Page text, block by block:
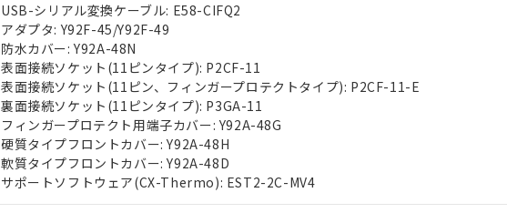
USB-シリアル変換ケーブル: E58-CIFQ2
アダプタ: Y92F-45/Y92F-49
防水カバー: Y92A-48N
表面接続ソケット(11ピンタイプ): P2CF-11
表面接続ソケット(11ピン、フィンガープロテクトタイプ): P2CF-11-E
裏面接続ソケット(11ピンタイプ): P3GA-11
フィンガープロテクト用端子カバー: Y92A-48G
硬質タイプフロントカバー: Y92A-48H
軟質タイプフロントカバー: Y92A-48D
サポートソフトウェア(CX-Thermo): EST2-2C-MV4